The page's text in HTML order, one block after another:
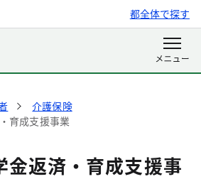
都全体で探す
介護保険
育成支援事業
金返済・育成支援事